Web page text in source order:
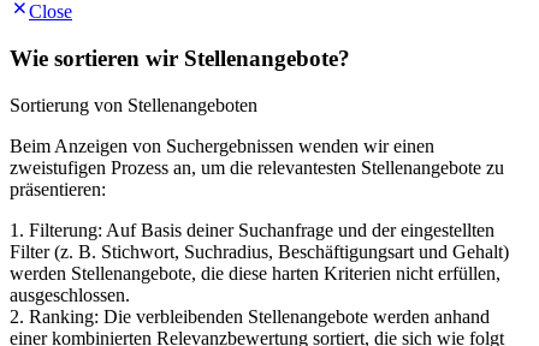
Close
Wie sortieren wir Stellenangebote?
Sortierung von Stellenangeboten
Beim Anzeigen von Suchergebnissen wenden wir einen
zweistufigen Prozess an, um die relevantesten Stellenangebote zu
präsentieren:
1. Filterung: Auf Basis deiner Suchanfrage und der eingestellten
Filter (z. B. Stichwort, Suchradius, Beschäftigungsart und Gehalt)
werden Stellenangebote, die diese harten Kriterien nicht erfüllen,
ausgeschlossen.
2. Ranking: Die verbleibenden Stellenangebote werden anhand
einer kombinierten Relevanzbewertung sortiert, die sich wie folgt